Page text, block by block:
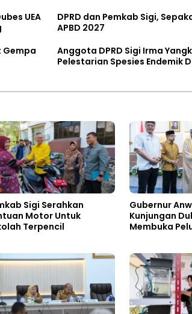
UEA
DPRD dan Pemkab Sigi,
APBD 2027
Gempa
Anggota DPRD Sigi Irma
Pelestarian Spesies Endemik
Sigi Serahkan
Motor Untuk
Terpencil
Gubernur
Kunjungan
Membuka